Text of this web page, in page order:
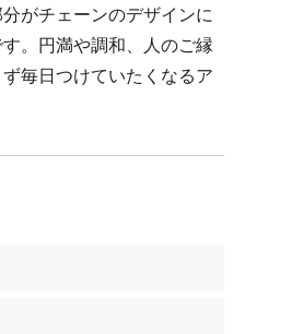
がチェーンのデザインに
。円満や調和、人のご縁
毎日つけていたくなるア